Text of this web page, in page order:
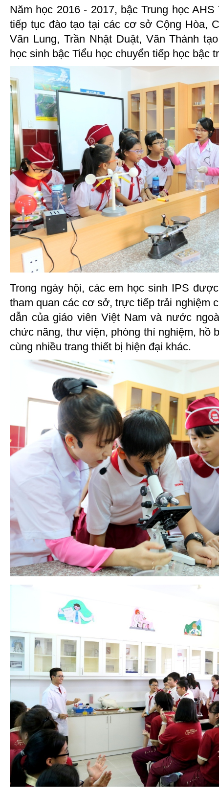
Năm học 2016 - 2017, bậc Trung học
tiếp tục đào tạo tại các cơ sở Cộng Hòa,
Văn Lung, Trần Nhật Duật, Văn Thánh
học sinh bậc Tiểu học chuyển tiếp học bậc
Trong ngày hội, các em học sinh IPS
tham quan các cơ sở, trực tiếp trải nghiệm
dẫn của giáo viên Việt Nam và nước
chức năng, thư viện, phòng thí nghiệm, hồ
cùng nhiều trang thiết bị hiện đại khác.